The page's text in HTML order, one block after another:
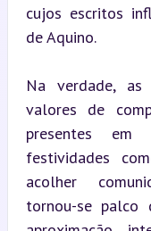
cujos escritos
de Aquino.
Na verdade, as
valores de
presentes
festividades
acolher
tornou-se palco